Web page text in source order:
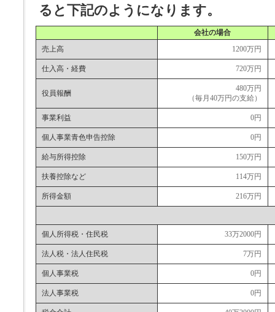
ると下記のようになります。
会社の場合
売上高 1200万円
仕入高・経費 720万円
役員報酬
480万円
（毎月40万円の支給）
事業利益 0円
個人事業青色申告控除 0円
給与所得控除 150万円
扶養控除など 114万円
所得金額 216万円
個人所得税・住民税 33万2000円
法人税・法人住民税 7万円
個人事業税 0円
法人事業税 0円